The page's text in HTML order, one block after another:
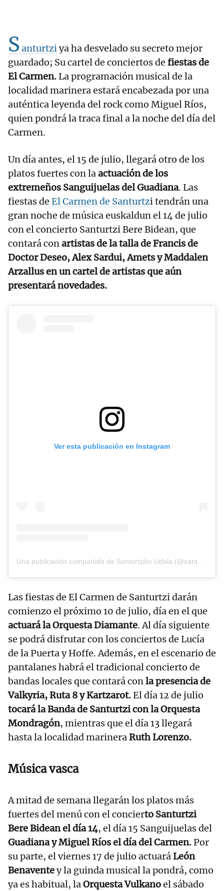
Santurtziya ha desvelado su secreto mejor
guardado; Su cartel de conciertos de fiestas de
El Carmen.La programación musical de la
localidad marinera estará encabezada por una
auténtica leyenda del rock como Miguel Ríos,
quien pondrá la traca final a la noche del día del
Carmen.
Un día antes, el 15 de julio, llegará otro de los
platos fuertes con laactuación de los
extremeños Sanguijuelas del Guadiana. Las
fiestas de El Carmen de Santurtzi tendrán una
gran noche de música euskaldun el 14 de julio
con el concierto Santurtzi Bere Bidean, que
contará conartistas de la talla de Francis de
Doctor Deseo, Alex Sardui, Amets y Maddalen
Arzallus en un cartel de artistas que aún
presentará novedades.
Ver esta publicación en Instagram
Las fiestas de El Carmen de Santurtzi darán
comienzo el próximo 10 de julio, día en el que
actuará la Orquesta Diamante. Al día siguiente
se podrá disfrutar con los conciertos de Lucía
de la Puerta y Hoffe. Además, en el escenario de
pantalanes habrá el tradicional concierto de
bandas locales que contará conla presencia de
Valkyria, Ruta 8 y Kartzarot.El día 12 de julio
tocará la Banda de Santurtzi con la Orquesta
Mondragón, mientras que el día 13 llegará
hasta la localidad marineraRuth Lorenzo.
Música vasca
A mitad de semana llegarán los platos más
fuertes del menú con el concierto Santurtzi
Bere Bidean el día 14, el día 15 Sanguijuelas del
Guadiana y Miguel Ríos el día del Carmen.Por
su parte, el viernes 17 de julio actuaráLeón
Benaventey la guinda musical la pondrá, como
ya es habitual, laOrquesta Vulkanoel sábado